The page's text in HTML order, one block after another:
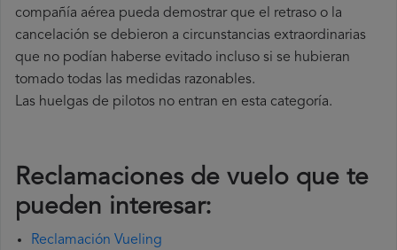
compañía aérea pueda demostrar que el retraso o la
cancelación se debieron a circunstancias extraordinarias
que no podían haberse evitado incluso si se hubieran
tomado todas las medidas razonables.
Las huelgas de pilotos no entran en esta categoría.
Reclamaciones de vuelo que te
pueden interesar:
Reclamación Vueling